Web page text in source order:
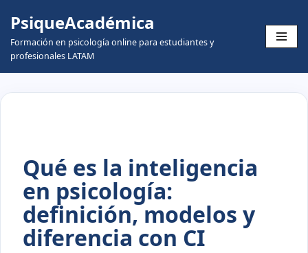
Skip
to
content
PsiqueAcadémica
Formación en psicología online para estudiantes y
profesionales LATAM
Qué es la inteligencia
en psicología:
definición, modelos y
diferencia con CI